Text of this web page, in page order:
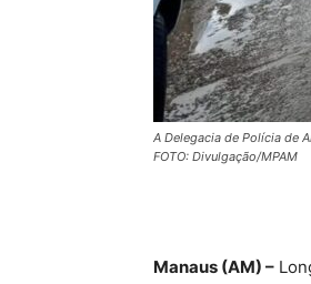
A Delegacia de Polícia de
FOTO: Divulgação/MPAM
Manaus (AM) –